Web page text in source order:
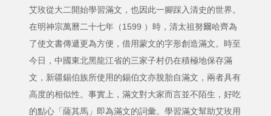
艾玫從大二開始學習滿文，也因此一腳踩入清史的世界。
在明神宗萬曆二十七年（1599 ）時，清太祖努爾哈齊為
了使文書傳遞更為方便，借用蒙文的字形創造滿文。時至
今日，中國東北黑龍江省的三家子村仍在積極地保存滿
文，新疆錫伯族所使用的錫伯文亦脫胎自滿文，兩者具有
高度的相似性。事實上，滿文對大家而言並不陌生，好吃
的點心「薩其馬」即為滿文的詞彙。學習滿文幫助艾玫用